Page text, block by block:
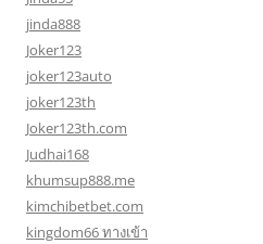
jinda888
Joker123
joker123auto
joker123th
Joker123th.com
Judhai168
khumsup888.me
kimchibetbet.com
kingdom66 ทางเข้า